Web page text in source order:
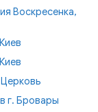
Воскресенка,
г. Бровары